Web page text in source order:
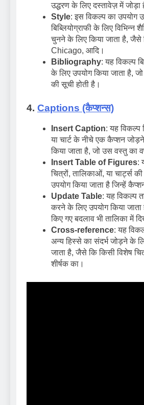
उद्धरण के लिए दस्तावेज़ में जोड़ा
Style: इस विकल्प का उपयोग
बिब्लियोग्राफी के लिए विभिन्न
चुनने के लिए किया जाता है,
Chicago, आदि।
Bibliography: यह विकल्प
के लिए उपयोग किया जाता है,
की सूची होती है।
4. Captions (कैप्शन्स)
Insert Caption: यह विकल्प
या चार्ट के नीचे एक कैप्शन
किया जाता है, जो उस वस्तु का
Insert Table of Figures:
चित्रों, तालिकाओं, या चार्ट्स
उपयोग किया जाता है जिन्हें
Update Table: यह विकल्प
करने के लिए उपयोग किया
किए गए बदलाव भी तालिका में
Cross-reference: यह
अन्य हिस्से का संदर्भ जोड़ने के
जाता है, जैसे कि किसी विशेष
शीर्षक का।